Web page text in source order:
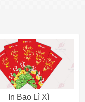
In Bao Lì Xì